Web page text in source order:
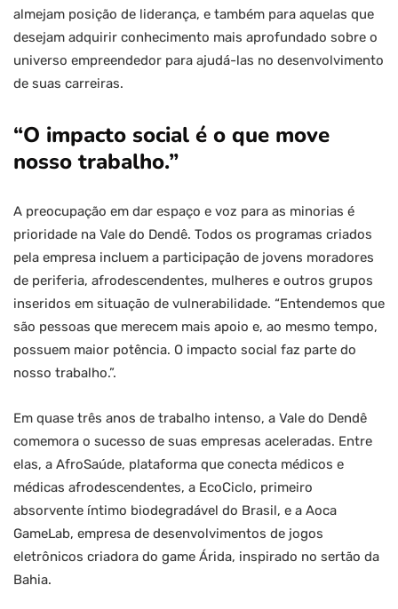
almejam posição de liderança, e também para aquelas que
desejam adquirir conhecimento mais aprofundado sobre o
universo empreendedor para ajudá-las no desenvolvimento
de suas carreiras.
“O impacto social é o que move
nosso trabalho.”
A preocupação em dar espaço e voz para as minorias é
prioridade na Vale do Dendê. Todos os programas criados
pela empresa incluem a participação de jovens moradores
de periferia, afrodescendentes, mulheres e outros grupos
inseridos em situação de vulnerabilidade. “Entendemos que
são pessoas que merecem mais apoio e, ao mesmo tempo,
possuem maior potência. O impacto social faz parte do
nosso trabalho.”.
Em quase três anos de trabalho intenso, a Vale do Dendê
comemora o sucesso de suas empresas aceleradas. Entre
elas, a AfroSaúde, plataforma que conecta médicos e
médicas afrodescendentes, a EcoCiclo, primeiro
absorvente íntimo biodegradável do Brasil, e a Aoca
GameLab, empresa de desenvolvimentos de jogos
eletrônicos criadora do game Árida, inspirado no sertão da
Bahia.